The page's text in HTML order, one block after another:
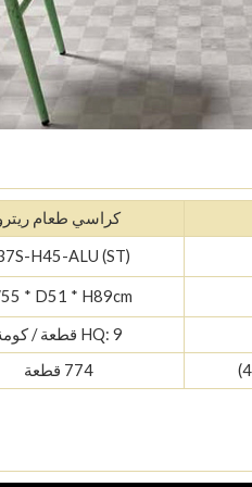
كراسي طعام
H45-ALU (ST)
* D51 * H89cm
HQ: 9 قطعة / كومة
774 قطعة